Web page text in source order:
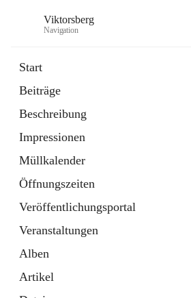
Viktorsberg
Navigation
Start
Beiträge
Beschreibung
Impressionen
Müllkalender
Öffnungszeiten
Veröffentlichungsportal
Veranstaltungen
Alben
Artikel
1 Schnellzugriff
Bürgerservice
10 Schnellzugriffe